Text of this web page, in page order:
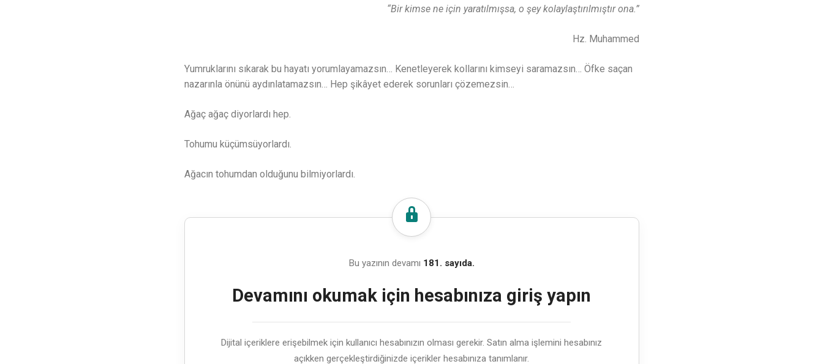
“Bir kimse ne için yaratılmışsa, o şey kolaylaştırılmıştır ona.”
Hz. Muhammed
Yumruklarını sıkarak bu hayatı yorumlayamazsın… Kenetleyerek kollarını kimseyi saramazsın… Öfke saçan
nazarınla önünü aydınlatamazsın… Hep şikâyet ederek sorunları çözemezsin…
Ağaç ağaç diyorlardı hep.
Tohumu küçümsüyorlardı.
Ağacın tohumdan olduğunu bilmiyorlardı.
Bu yazının devamı 181. sayıda.
Devamını okumak için hesabınıza giriş yapın
Dijital içeriklere erişebilmek için kullanıcı hesabınızın olması gerekir. Satın alma işlemini hesabınız
açıkken gerçekleştirdiğinizde içerikler hesabınıza tanımlanır.